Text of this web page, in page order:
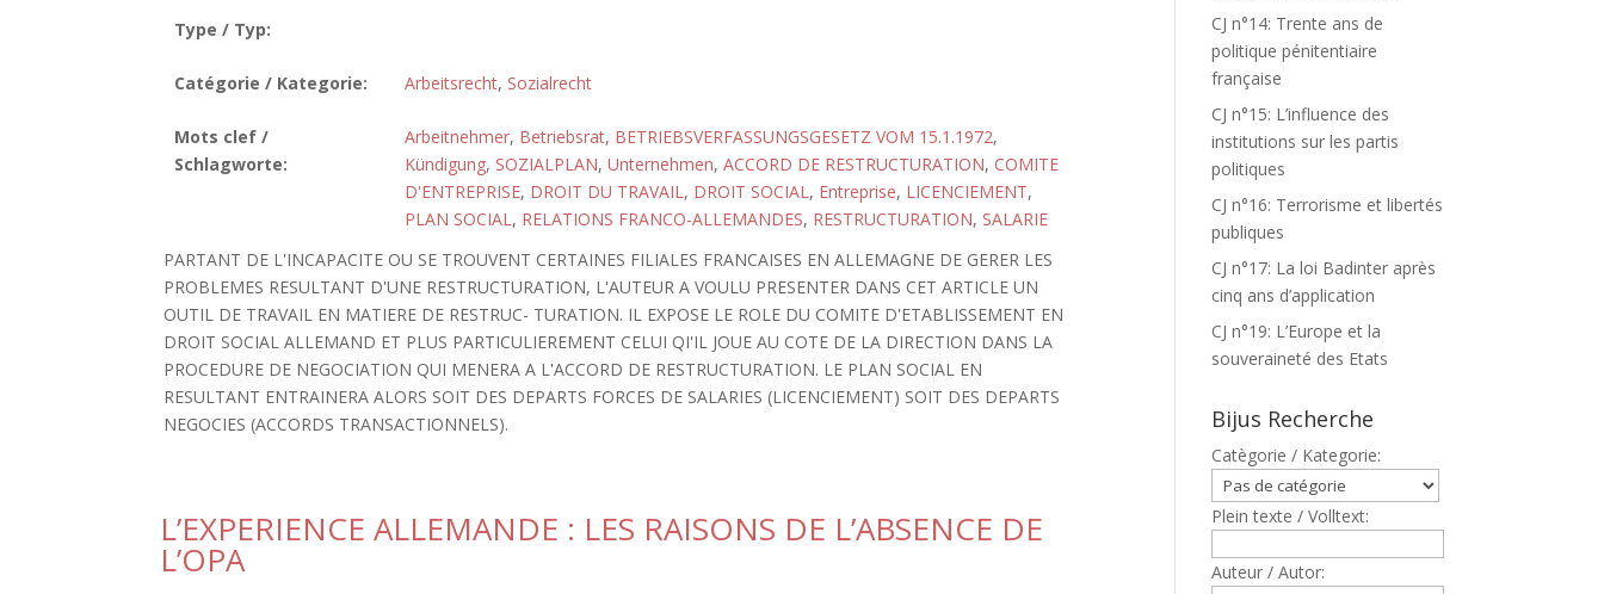
Type / Typ:
Catégorie / Kategorie: Arbeitsrecht, Sozialrecht
Mots clef /
Schlagworte:
Arbeitnehmer, Betriebsrat, BETRIEBSVERFASSUNGSGESETZ VOM 15.1.1972,
Kündigung, SOZIALPLAN, Unternehmen, ACCORD DE RESTRUCTURATION, COMITE
D'ENTREPRISE, DROIT DU TRAVAIL, DROIT SOCIAL, Entreprise, LICENCIEMENT,
PLAN SOCIAL, RELATIONS FRANCO-ALLEMANDES, RESTRUCTURATION, SALARIE
PARTANT DE L'INCAPACITE OU SE TROUVENT CERTAINES FILIALES FRANCAISES EN ALLEMAGNE DE GERER LES
PROBLEMES RESULTANT D'UNE RESTRUCTURATION, L'AUTEUR A VOULU PRESENTER DANS CET ARTICLE UN
OUTIL DE TRAVAIL EN MATIERE DE RESTRUC- TURATION. IL EXPOSE LE ROLE DU COMITE D'ETABLISSEMENT EN
DROIT SOCIAL ALLEMAND ET PLUS PARTICULIEREMENT CELUI QI'IL JOUE AU COTE DE LA DIRECTION DANS LA
PROCEDURE DE NEGOCIATION QUI MENERA A L'ACCORD DE RESTRUCTURATION. LE PLAN SOCIAL EN
RESULTANT ENTRAINERA ALORS SOIT DES DEPARTS FORCES DE SALARIES (LICENCIEMENT) SOIT DES DEPARTS
NEGOCIES (ACCORDS TRANSACTIONNELS).
L’EXPERIENCE ALLEMANDE : LES RAISONS DE L’ABSENCE DE
L’OPA
CJ n°14: Trente ans de
politique pénitentiaire
française
CJ n°15: L’influence des
institutions sur les partis
politiques
CJ n°16: Terrorisme et libertés
publiques
CJ n°17: La loi Badinter après
cinq ans d’application
CJ n°19: L’Europe et la
souveraineté des Etats
Bijus Recherche
Catègorie / Kategorie:
Plein texte / Volltext:
Auteur / Autor: